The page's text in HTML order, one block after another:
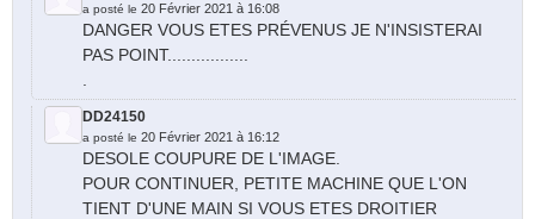
a posté le 20 Février 2021 à 16:08
DANGER VOUS ETES PRÉVENUS JE N'INSISTERAI
PAS POINT.................
DD24150
a posté le 20 Février 2021 à 16:12
DESOLE COUPURE DE L'IMAGE.
POUR CONTINUER, PETITE MACHINE QUE L'ON
TIENT D'UNE MAIN SI VOUS ETES DROITIER